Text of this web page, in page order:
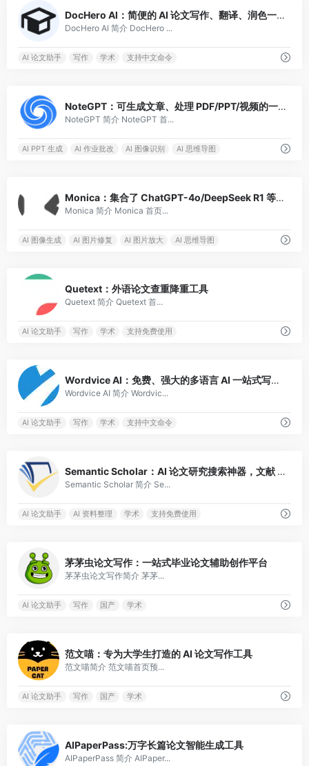
DocHero Al：简便的 AI 论文写作、翻译、润色一站式工具
DocHero Al 简介 DocHero ...
AI 论文助手 写作 学术 支持中文命令
NoteGPT：可生成文章、处理 PDF/PPT/视频的一站式学习助手
NoteGPT 简介 NoteGPT 首...
AI PPT 生成 AI 作业批改 AI 图像识别 AI 思维导图
Monica：集合了 ChatGPT-4o/DeepSeek R1 等尖端模型的一站式 AI 助手
Monica 简介 Monica 首页...
AI 图像生成 AI 图片修复 AI 图片放大 AI 思维导图
Quetext：外语论文查重降重工具
Quetext 简介 Quetext 首...
AI 论文助手 写作 学术 支持免费使用
Wordvice AI：免费、强大的多语言 AI 一站式写作工具
Wordvice AI 简介 Wordvic...
AI 论文助手 写作 学术 支持中文命令
Semantic Scholar：AI 论文研究搜索神器，文献 PDF 免费下
Semantic Scholar 简介 Se...
AI 论文助手 AI 资料整理 学术 支持免费使用
茅茅虫论文写作：一站式毕业论文辅助创作平台
茅茅虫论文写作简介 茅茅...
AI 论文助手 写作 国产 学术
范文喵：专为大学生打造的 AI 论文写作工具
范文喵简介 范文喵首页预...
AI 论文助手 写作 国产 学术
AIPaperPass:万字长篇论文智能生成工具
AIPaperPass 简介 AIPaper...